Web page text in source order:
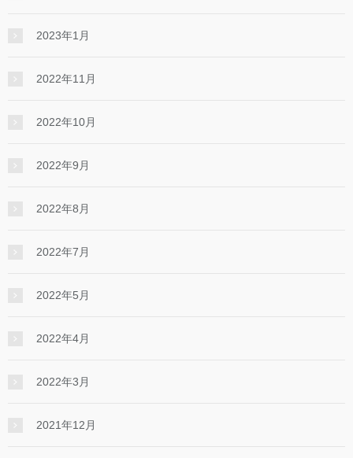
2023年1月
2022年11月
2022年10月
2022年9月
2022年8月
2022年7月
2022年5月
2022年4月
2022年3月
2021年12月